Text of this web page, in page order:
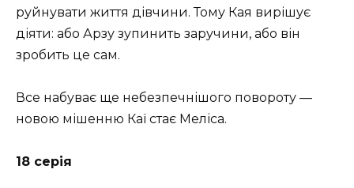
руйнувати життя дівчини. Тому Кая вирішує
діяти: або Арзу зупинить заручини, або він
зробить це сам.
Все набуває ще небезпечнішого повороту —
новою мішенню Каї стає Меліса.
18 серія